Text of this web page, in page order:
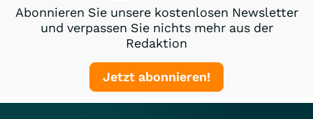
Abonnieren Sie unsere kostenlosen Newsletter
und verpassen Sie nichts mehr aus der
Redaktion
Jetzt abonnieren!